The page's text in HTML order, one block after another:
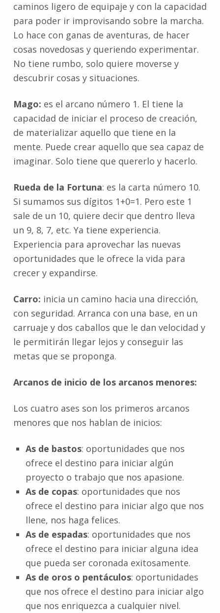
caminos ligero de equipaje y con la capacidad
para poder ir improvisando sobre la marcha.
Lo hace con ganas de aventuras, de hacer
cosas novedosas y queriendo experimentar.
No tiene rumbo, solo quiere moverse y
descubrir cosas y situaciones.
Mago: es el arcano número 1. El tiene la
capacidad de iniciar el proceso de creación,
de materializar aquello que tiene en la
mente. Puede crear aquello que sea capaz de
imaginar. Solo tiene que quererlo y hacerlo.
Rueda de la Fortuna: es la carta número 10.
Si sumamos sus dígitos 1+0=1. Pero este 1
sale de un 10, quiere decir que dentro lleva
un 9, 8, 7, etc. Ya tiene experiencia.
Experiencia para aprovechar las nuevas
oportunidades que le ofrece la vida para
crecer y expandirse.
Carro: inicia un camino hacia una dirección,
con seguridad. Arranca con una base, en un
carruaje y dos caballos que le dan velocidad y
le permitirán llegar lejos y conseguir las
metas que se proponga.
Arcanos de inicio de los arcanos menores:
Los cuatro ases son los primeros arcanos
menores que nos hablan de inicios:
As de bastos: oportunidades que nos
ofrece el destino para iniciar algún
proyecto o trabajo que nos apasione.
As de copas: oportunidades que nos
ofrece el destino para iniciar algo que nos
llene, nos haga felices.
As de espadas: oportunidades que nos
ofrece el destino para iniciar alguna idea
que pueda ser coronada exitosamente.
As de oros o pentáculos: oportunidades
que nos ofrece el destino para iniciar algo
que nos enriquezca a cualquier nivel.